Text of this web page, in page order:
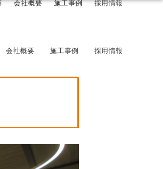
会社概要 施工事例 採用情報
会社概要 施工事例 採用情報